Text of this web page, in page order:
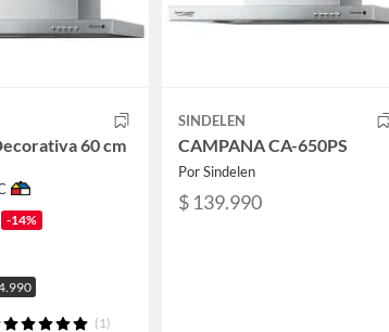
60 cm
-14%
(1)
SINDELEN
CAMPANA CA-650PS
Por Sindelen
$ 139.990